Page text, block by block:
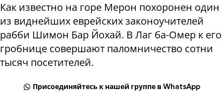
Как известно на горе Мерон похоронен один
из виднейших еврейских законоучителей
рабби Шимон Бар Йохай. В Лаг ба-Омер к его
гробнице совершают паломничество сотни
тысяч посетителей.
Присоединяйтесь к нашей группе в WhatsApp